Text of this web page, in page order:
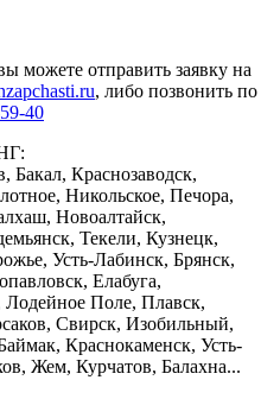
можете отправить заявку на
, либо позвонить по
40
Бакал, Краснозаводск,
Никольское, Печора,
Новоалтайск,
Текели, Кузнецк,
Усть-Лабинск, Брянск,
Елабуга,
Поле, Плавск,
Свирск, Изобильный,
Краснокаменск, Усть-
Жем, Курчатов, Балахна...